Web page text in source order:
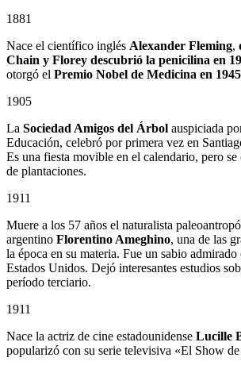
1881
Nace el científico inglés Alexander Fleming,
Chain y Florey descubrió la penicilina en
otorgó el Premio Nobel de Medicina en
1905
La Sociedad Amigos del Árbol auspiciada
Educación, celebró por primera vez en
Es una fiesta movible en el calendario, pero se
de plantaciones.
1911
Muere a los 57 años el naturalista
argentino Florentino Ameghino, una de las
la época en su materia. Fue un sabio
Estados Unidos. Dejó interesantes estudios
período terciario.
1911
Nace la actriz de cine estadounidense Lucille
popularizó con su serie televisiva «El Show